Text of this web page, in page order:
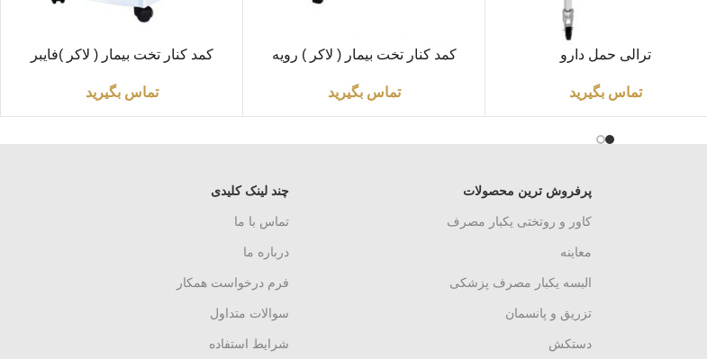
اطلاعات بیشترترالی حمل دارو
تماس بگیرید
اطلاعات بیشتر
کمد کنار تخت بیمار ( لاکر ) رویه
تماس بگیرید
اطلاعات بیشتر
کمد کنار تخت بیمار ( لاکر )فایبر
تماس بگیرید
چند لینک کلیدی
تماس با ما
درباره ما
فرم درخواست همکار
سوالات متداول
شرایط استفاده
پرفروش ترین محصولات
کاور و روتختی یکبار مصرف
معاینه
البسه یکبار مصرف پزشکی
تزریق و پانسمان
دستکش